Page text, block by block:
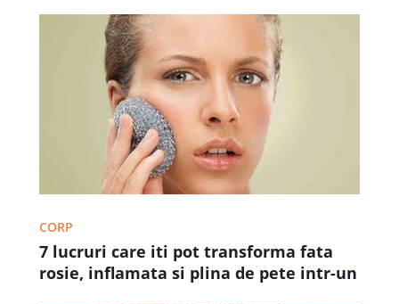
CORP
7 lucruri care iti pot transforma fata
rosie, inflamata si plina de pete intr-un